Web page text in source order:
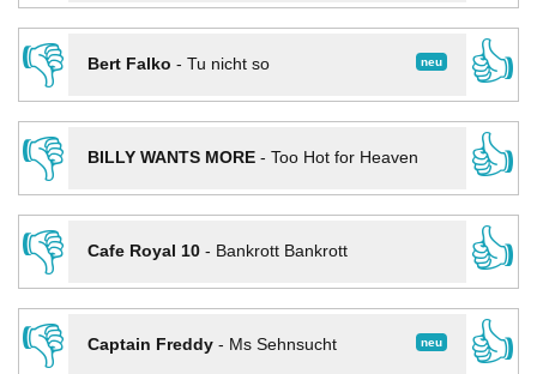
👎
neu
Bert Falko - Tu nicht so
👍
👎
BILLY WANTS MORE- Too Hot for Heaven
👍
👎
Cafe Royal 10- Bankrott Bankrott
👍
👎
neu
Captain Freddy- Ms Sehnsucht
👍